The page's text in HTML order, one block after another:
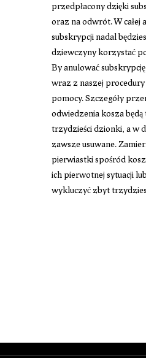
przedpłacony dzięki
oraz na odwrót. W całej
subskrypcji nadal
dziewczyny korzystać
By anulować
wraz z naszej
pomocy. Szczegóły
odwiedzenia kosza
trzydzieści dzionki, a w
zawsze usuwane.
pierwiastki spośród
ich pierwotnej sytuacji
wykluczyć zbyt